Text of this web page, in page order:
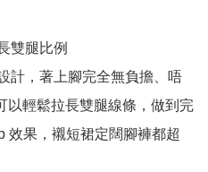
雙腿比例
計，著上腳完全無負擔、唔
以輕鬆拉長雙腿線條，做到完
效果，襯短裙定闊腳褲都超